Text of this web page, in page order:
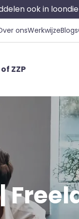
ook in
onsWerkwijzeBlogs
ZZP